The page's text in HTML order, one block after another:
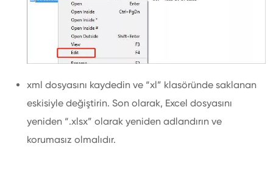
xml dosyasını kaydedin ve “xl” klasöründe saklanan
eskisiyle değiştirin. Son olarak, Excel dosyasını
yeniden “.xlsx” olarak yeniden adlandırın ve
korumasız olmalıdır.